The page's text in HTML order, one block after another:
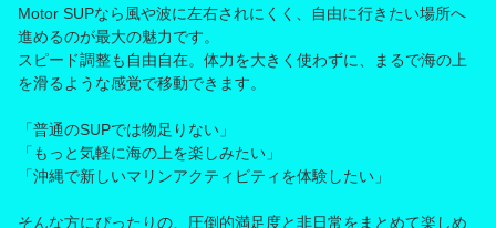
Motor SUPなら風や波に左右されにくく、自由に行きたい場所へ
進めるのが最大の魅力です。
スピード調整も自由自在。体力を大きく使わずに、まるで海の上
を滑るような感覚で移動できます。
「普通のSUPでは物足りない」
「もっと気軽に海の上を楽しみたい」
「沖縄で新しいマリンアクティビティを体験したい」
そんな方にぴったりの、圧倒的満足度と非日常をまとめて楽しめ